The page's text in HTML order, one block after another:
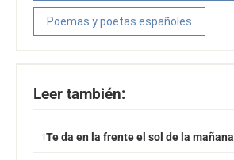
Poemas y poetas españoles
Leer también:
Te da en la frente el sol de la mañana